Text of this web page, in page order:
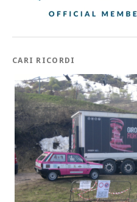
CARI RICORDI